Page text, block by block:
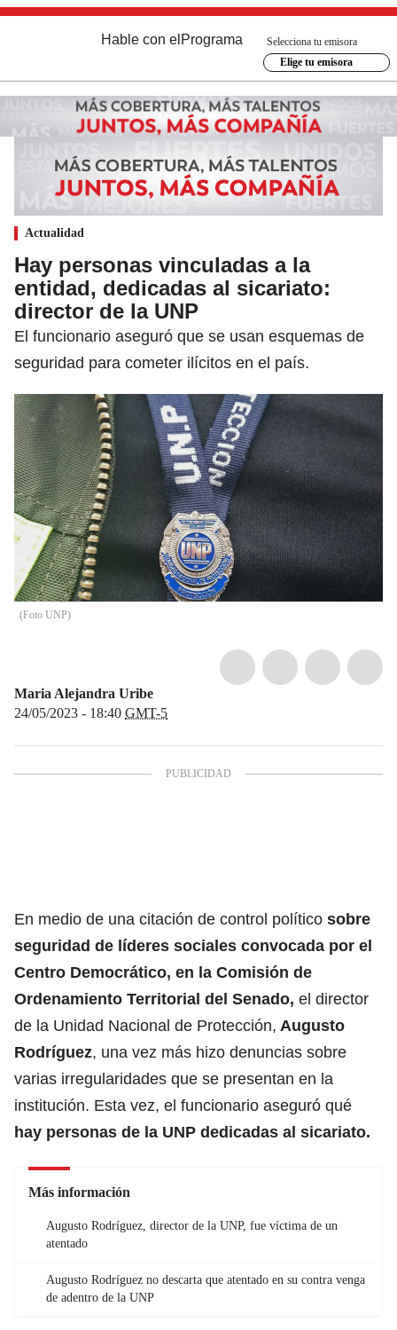
Hable con el Programa
Selecciona tu emisora
Elige tu emisora
Actualidad
Hay personas vinculadas a la
entidad, dedicadas al sicariato:
director de la UNP
El funcionario aseguró que se usan esquemas de
seguridad para cometer ilícitos en el país.
(Foto UNP)
Maria Alejandra Uribe
24/05/2023 - 18:40 GMT-5
En medio de una citación de control político sobre
seguridad de líderes sociales convocada por el
Centro Democrático, en la Comisión de
Ordenamiento Territorial del Senado, el director
de la Unidad Nacional de Protección, Augusto
Rodríguez, una vez más hizo denuncias sobre
varias irregularidades que se presentan en la
institución. Esta vez, el funcionario aseguró qué
hay personas de la UNP dedicadas al sicariato.
Más información
Augusto Rodríguez, director de la UNP, fue víctima de un
atentado
Augusto Rodríguez no descarta que atentado en su contra venga
de adentro de la UNP